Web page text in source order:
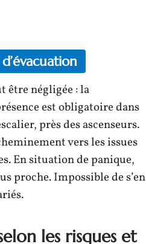
être négligée : la
est obligatoire dans
près des ascenseurs.
vers les issues
En situation de panique,
proche. Impossible de s’en
les risques et